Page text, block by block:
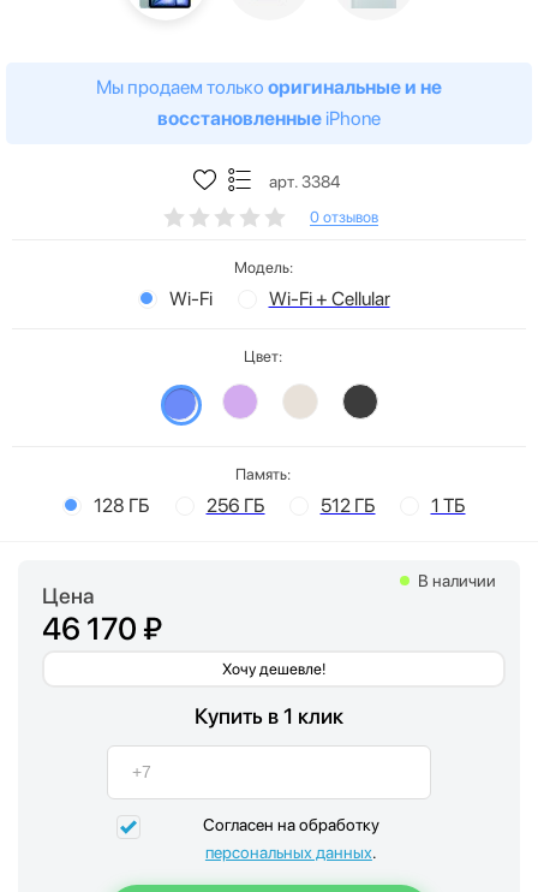
Мы продаем только оригинальные и не
восстановленные iPhone
арт. 3384
0 отзывов
Модель:
Wi-Fi Wi-Fi + Cellular
Цвет:
Память:
128 ГБ 256 ГБ 512 ГБ 1 ТБ
Цена
46 170 ₽
Хочу дешевле!
В наличии
Купить в 1 клик
Согласен на обработку
персональных данных.